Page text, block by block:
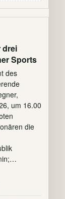
drei
Sports
des
um 16.00
die